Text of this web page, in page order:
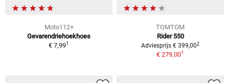
Moto112+
Gevarendriehoekhoes
€ 7,991
TOMTOM
Rider 550
Adviesprijs € 399,002
€ 279,001